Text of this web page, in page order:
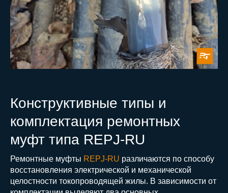
Конструктивные типы и
комплектация ремонтных
муфт типа REPJ-RU
Ремонтные муфты REPJ-RU различаются по способу
восстановления электрической и механической
целостности токопроводящей жилы. В зависимости от